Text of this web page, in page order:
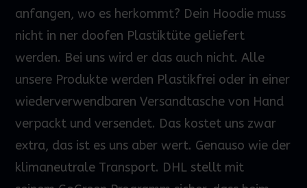
anfangen, wo es herkommt? Dein Hoodie muss
nicht in ner doofen Plastiktüte geliefert
werden. Bei uns wird er das auch nicht. Alle
unsere Produkte werden Plastikfrei oder in einer
wiederverwendbaren Versandtasche von Hand
verpackt und versendet. Das kostet uns zwar
extra, das ist es uns aber wert. Genauso wie der
klimaneutrale Transport. DHL stellt mit